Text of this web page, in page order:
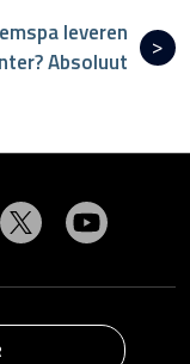
leveren
Absoluut
op Instagramop Pinterest
MasterSpas op
BezoekBezoek